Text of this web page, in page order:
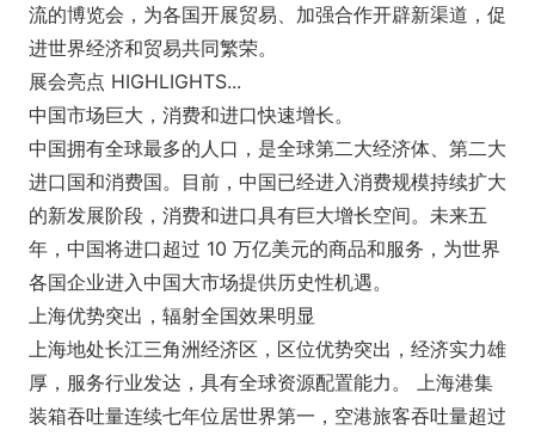
流的博览会，为各国开展贸易、加强合作开辟新渠道，促
进世界经济和贸易共同繁荣。
展会亮点 HIGHLIGHTS...
中国市场巨大，消费和进口快速增长。
中国拥有全球最多的人口，是全球第二大经济体、第二大
进口国和消费国。目前，中国已经进入消费规模持续扩大
的新发展阶段，消费和进口具有巨大增长空间。未来五
年，中国将进口超过 10 万亿美元的商品和服务，为世界
各国企业进入中国大市场提供历史性机遇。
上海优势突出，辐射全国效果明显
上海地处长江三角洲经济区，区位优势突出，经济实力雄
厚，服务行业发达，具有全球资源配置能力。 上海港集
装箱吞吐量连续七年位居世界第一，空港旅客吞吐量超过